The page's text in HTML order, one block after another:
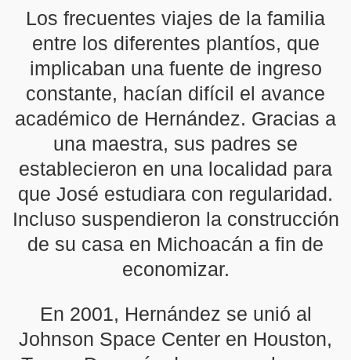
Los frecuentes viajes de la familia
entre los diferentes plantíos, que
implicaban una fuente de ingreso
constante, hacían difícil el avance
académico de Hernández. Gracias a
una maestra, sus padres se
establecieron en una localidad para
que José estudiara con regularidad.
Incluso suspendieron la construcción
de su casa en Michoacán a fin de
economizar.
En 2001, Hernández se unió al
Johnson Space Center en Houston,